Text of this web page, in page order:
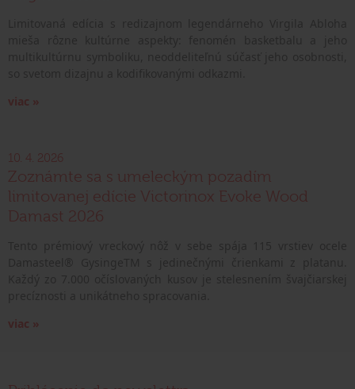
viac »
10. 4. 2026
Zoznámte sa s umeleckým pozadím
limitovanej edície Victorinox Evoke Wood
Damast 2026
viac »